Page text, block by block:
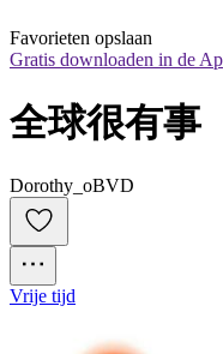
Favorieten opslaan
Gratis downloaden in de
全球很有事
Dorothy_oBVD
Vrije tijd